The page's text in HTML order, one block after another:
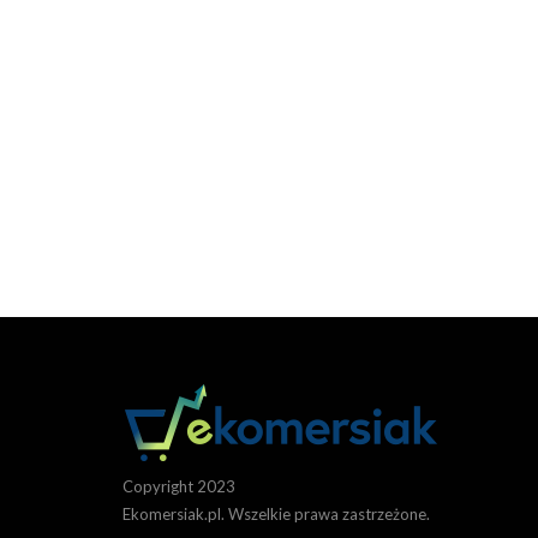
Copyright 2023
Ekomersiak.pl. Wszelkie prawa zastrzeżone.